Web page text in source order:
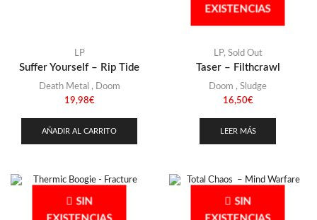
LP
Suffer Yourself – Rip Tide
Death Metal , Doom
19,98€
AÑADIR AL CARRITO
EXISTENCIAS
LP, Sold Out
Taser – Filthcrawl
Doom , Sludge
16,50€
LEER MÁS
SIN
SIN